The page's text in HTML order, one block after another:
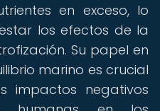
en exceso, lo
los efectos de la
Su papel en
marino es crucial
impactos negativos